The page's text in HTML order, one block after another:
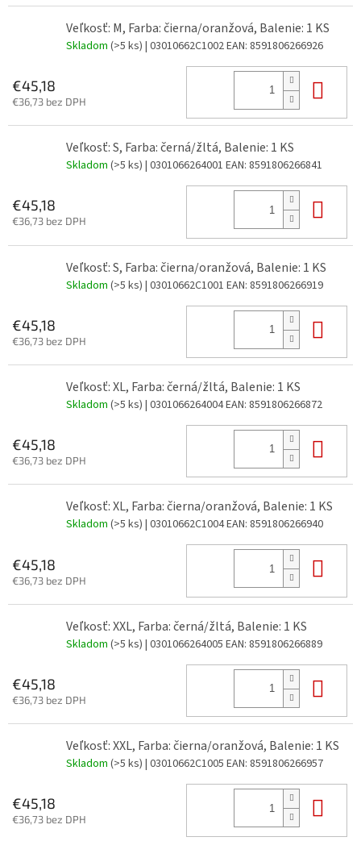
Veľkosť: M, Farba: čierna/oranžová, Balenie: 1 KS
Skladom (>5 ks) | 03010662C1002EAN: 8591806266926
€45,18
€36,73 bez DPH
Veľkosť: S, Farba: černá/žltá, Balenie: 1 KS
Skladom (>5 ks) | 0301066264001 EAN: 8591806266841
€45,18
€36,73 bez DPH
Veľkosť: S, Farba: čierna/oranžová, Balenie: 1 KS
Skladom (>5 ks) | 03010662C1001 EAN: 8591806266919
€45,18
€36,73 bez DPH
Veľkosť: XL, Farba: černá/žltá, Balenie: 1 KS
Skladom (>5 ks) | 0301066264004EAN: 8591806266872
€45,18
€36,73 bez DPH
Veľkosť: XL, Farba: čierna/oranžová, Balenie: 1 KS
Skladom (>5 ks) | 03010662C1004EAN: 8591806266940
€45,18
€36,73 bez DPH
Veľkosť: XXL, Farba: černá/žltá, Balenie: 1 KS
Skladom (>5 ks) | 0301066264005 EAN: 8591806266889
€45,18
€36,73 bez DPH
Veľkosť: XXL, Farba: čierna/oranžová, Balenie: 1 KS
Skladom (>5 ks) | 03010662C1005 EAN: 8591806266957
€45,18
€36,73 bez DPH